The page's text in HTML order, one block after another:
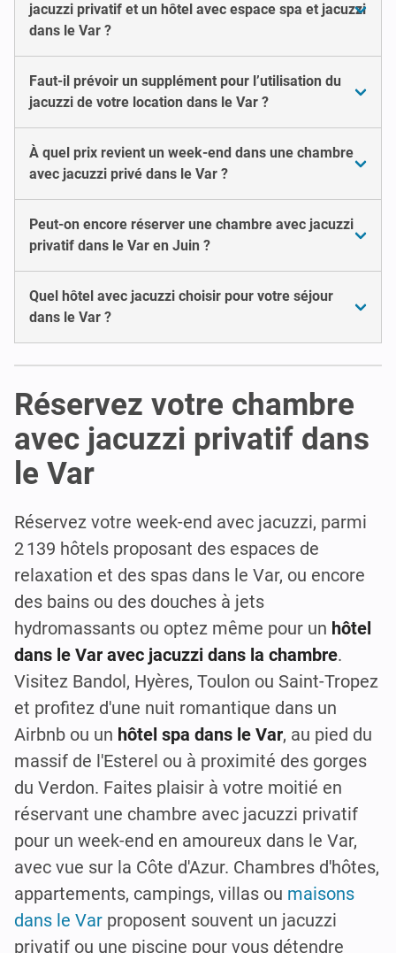
jacuzzi privatif et un hôtel avec espace spa et jacuzzi
dans le Var ?
Faut-il prévoir un supplément pour l’utilisation du
jacuzzi de votre location dans le Var ?
À quel prix revient un week-end dans une chambre
avec jacuzzi privé dans le Var ?
Peut-on encore réserver une chambre avec jacuzzi
privatif dans le Var en Juin ?
Quel hôtel avec jacuzzi choisir pour votre séjour
dans le Var ?
Réservez votre chambre
avec jacuzzi privatif dans
le Var
Réservez votre week-end avec jacuzzi, parmi
2 139 hôtels proposant des espaces de
relaxation et des spas dans le Var, ou encore
des bains ou des douches à jets
hydromassants ou optez même pour un hôtel
dans le Var avec jacuzzi dans la chambre.
Visitez Bandol, Hyères, Toulon ou Saint-Tropez
et profitez d'une nuit romantique dans un
Airbnb ou un hôtel spa dans le Var, au pied du
massif de l'Esterel ou à proximité des gorges
du Verdon. Faites plaisir à votre moitié en
réservant une chambre avec jacuzzi privatif
pour un week-end en amoureux dans le Var,
avec vue sur la Côte d'Azur. Chambres d'hôtes,
appartements, campings, villas ou maisons
dans le Var proposent souvent un jacuzzi
privatif ou une piscine pour vous détendre